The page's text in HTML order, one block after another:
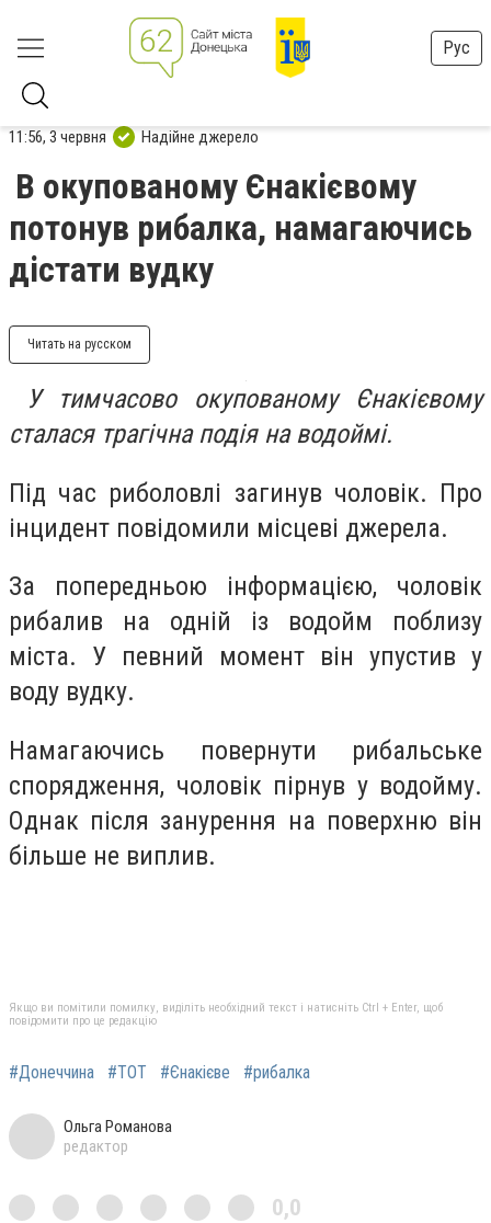
Рус
11:56, 3 червня Надійне джерело
В окупованому Єнакієвому
потонув рибалка, намагаючись
дістати вудку
Читать на русском
У тимчасово окупованому Єнакієвому
сталася трагічна подія на водоймі.
Під час риболовлі загинув чоловік. Про
інцидент повідомили місцеві джерела.
За попередньою інформацією, чоловік
рибалив на одній із водойм поблизу
міста. У певний момент він упустив у
воду вудку.
Намагаючись повернути рибальське
спорядження, чоловік пірнув у водойму.
Однак після занурення на поверхню він
більше не виплив.
Якщо ви помітили помилку, виділіть необхідний текст і натисніть Ctrl + Enter, щоб
повідомити про це редакцію
#Донеччина #ТОТ #Єнакієве #рибалка
Ольга Романова
редактор
0,0